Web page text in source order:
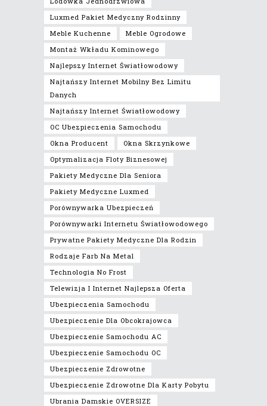
Luxmed Pakiet Medyczny Rodzinny
Meble Kuchenne
Meble Ogrodowe
Montaż Wkładu Kominowego
Najlepszy Internet Światłowodowy
Najtańszy Internet Mobilny Bez Limitu
Danych
Najtańszy Internet Światłowodowy
OC Ubezpieczenia Samochodu
Okna Producent
Okna Skrzynkowe
Optymalizacja Floty Biznesowej
Pakiety Medyczne Dla Seniora
Pakiety Medyczne Luxmed
Porównywarka Ubezpieczeń
Porównywarki Internetu Światłowodowego
Prywatne Pakiety Medyczne Dla Rodzin
Rodzaje Farb Na Metal
Technologia No Frost
Telewizja I Internet Najlepsza Oferta
Ubezpieczenia Samochodu
Ubezpieczenie Dla Obcokrajowca
Ubezpieczenie Samochodu AC
Ubezpieczenie Samochodu OC
Ubezpieczenie Zdrowotne
Ubezpieczenie Zdrowotne Dla Karty Pobytu
Ubrania Damskie OVERSIZE